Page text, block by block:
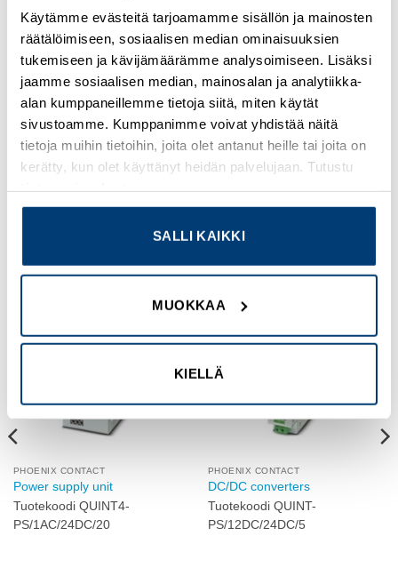
Käytämme evästeitä tarjoamamme sisällön ja mainosten
räätälöimiseen, sosiaalisen median ominaisuuksien
tukemiseen ja kävijämäärämme analysoimiseen. Lisäksi
jaamme sosiaalisen median, mainosalan ja analytiikka-
alan kumppaneillemme tietoja siitä, miten käytät
sivustoamme. Kumppanimme voivat yhdistää näitä
tietoja muihin tietoihin, joita olet antanut heille tai joita on
kerätty, kun olet käyttänyt heidän palvelujaan. Tutustu
SALLI KAIKKI
MUOKKAA
KIELLÄ
+60°C, WLAN 802.11 a, b, g, n, frequency: 2.4 GHz, 5 GHz,
connections: COMBICON 9 V DC … 32 V DC, RJ45: for
LAN, web, http/https, CLI, REST API
Lisätietoja tuotteesta
Osasto: Phoenix Contact
wishlist
PHOENIX CONTACT
Power supply unit
Tuotekoodi QUINT4-
PS/1AC/24DC/20
wishlist
PHOENIX CONTACT
DC/DC converters
Tuotekoodi QUINT-
PS/12DC/24DC/5